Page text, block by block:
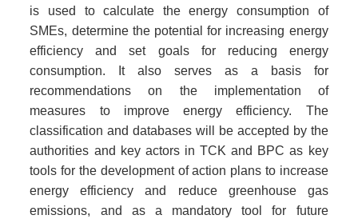
is used to calculate the energy consumption of
SMEs, determine the potential for increasing energy
efficiency and set goals for reducing energy
consumption. It also serves as a basis for
recommendations on the implementation of
measures to improve energy efficiency. The
classification and databases will be accepted by the
authorities and key actors in TCK and BPC as key
tools for the development of action plans to increase
energy efficiency and reduce greenhouse gas
emissions, and as a mandatory tool for future